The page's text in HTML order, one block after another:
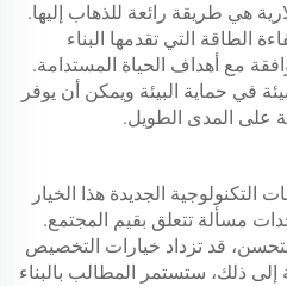
هي طريقة رائعة للذهاب إليها.
الطاقة التي تقدمها البناء
مع أهداف الحياة المستدامة.
في حماية البيئة ويمكن أن يوفر
على المدى الطويل.
الجديدة هذا الخيار
مسألة تتعلق بقيم المجتمع.
قد تزداد خيارات التخصيص
إلى ذلك، ستستمر المطالب بالبناء